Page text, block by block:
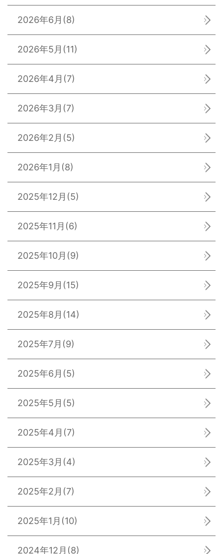
2026年6月 (8)
2026年5月 (11)
2026年4月 (7)
2026年3月 (7)
2026年2月 (5)
2026年1月 (8)
2025年12月 (5)
2025年11月 (6)
2025年10月 (9)
2025年9月 (15)
2025年8月 (14)
2025年7月 (9)
2025年6月 (5)
2025年5月 (5)
2025年4月 (7)
2025年3月 (4)
2025年2月 (7)
2025年1月 (10)
2024年12月 (8)